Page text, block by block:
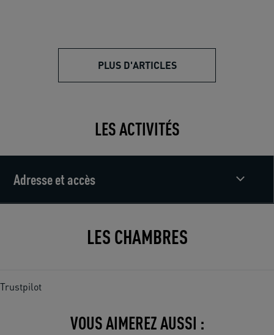
PLUS D'ARTICLES
LES ACTIVITÉS
Adresse et accès
LES CHAMBRES
Trustpilot
VOUS AIMEREZ AUSSI :